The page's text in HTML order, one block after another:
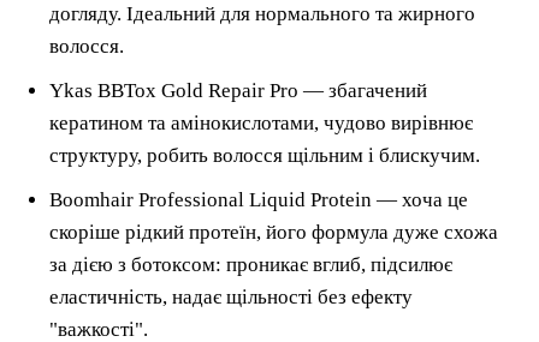
догляду. Ідеальний для нормального та жирного
волосся.
Ykas BBTox Gold Repair Pro — збагачений
кератином та амінокислотами, чудово вирівнює
структуру, робить волосся щільним і блискучим.
Boomhair Professional Liquid Protein — хоча це
скоріше рідкий протеїн, його формула дуже схожа
за дією з ботоксом: проникає вглиб, підсилює
еластичність, надає щільності без ефекту
"важкості".